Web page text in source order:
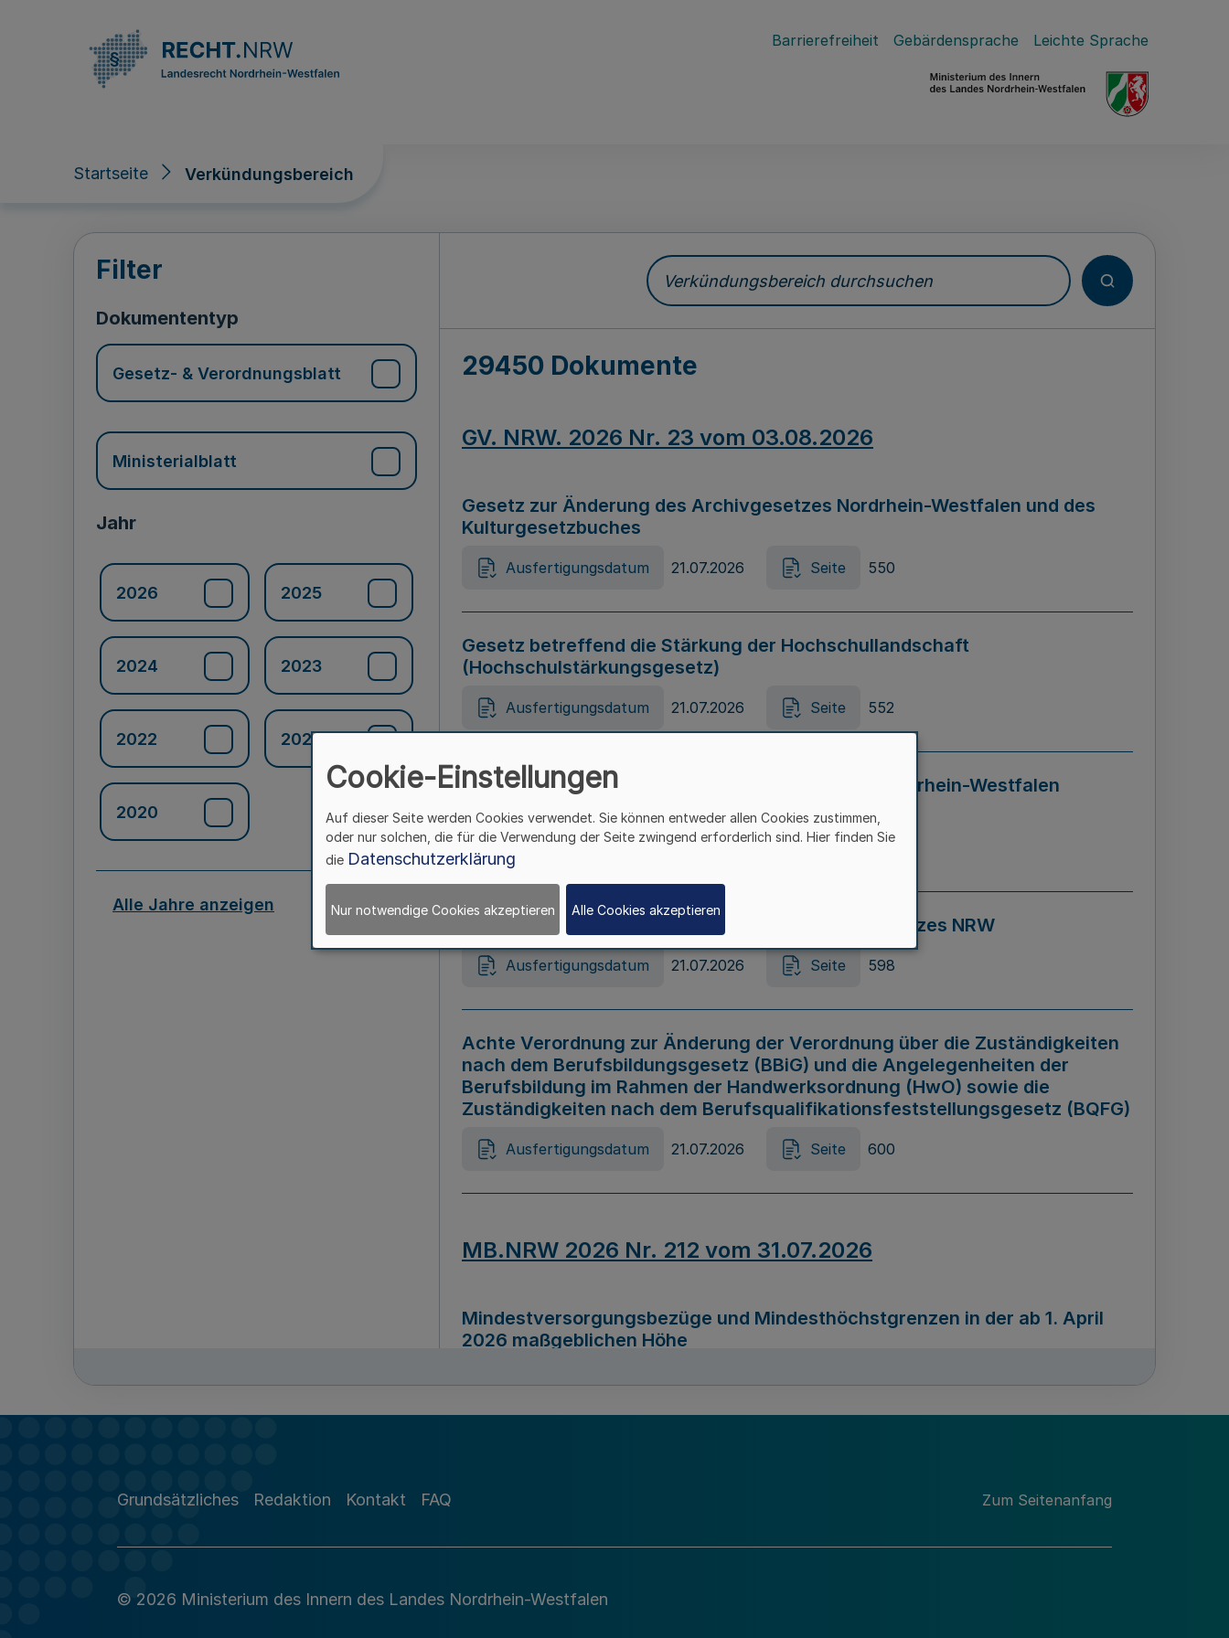
Barrierefreiheit Gebärdensprache Leichte Sprache
Startseite Verkündungsbereich
Verkündungsbereich
Filter
Dokumententyp
Gesetz- & Verordnungsblatt
Ministerialblatt
Jahr
2026 2025
2024 2023
2022 2021
2020
Alle Jahre anzeigen
Verkündungsbereich durchsuchen
29450 Dokumente
GV. NRW. 2026 Nr. 23 vom 03.08.2026
Gesetz zur Änderung des Archivgesetzes Nordrhein-Westfalen und des
Kulturgesetzbuches
Ausfertigungsdatum 21.07.2026 Seite 550
Gesetz betreffend die Stärkung der Hochschullandschaft
(Hochschulstärkungsgesetz)
Ausfertigungsdatum 21.07.2026 Seite 552
Gesetz zur Vermeidung von Diskriminierung in Nordrhein-Westfalen
(Landesantidiskriminierungsgesetz – LADG NRW)
Ausfertigungsdatum 21.07.2026 Seite 595
Gesetz zur Änderung des Online-Casinospiel Gesetzes NRW
Ausfertigungsdatum 21.07.2026 Seite 598
Achte Verordnung zur Änderung der Verordnung über die Zuständigkeiten
nach dem Berufsbildungsgesetz (BBiG) und die Angelegenheiten der
Berufsbildung im Rahmen der Handwerksordnung (HwO) sowie die
Zuständigkeiten nach dem Berufsqualifikationsfeststellungsgesetz (BQFG)
Ausfertigungsdatum 21.07.2026 Seite 600
MB.NRW 2026 Nr. 212 vom 31.07.2026
Mindestversorgungsbezüge und Mindesthöchstgrenzen in der ab 1. April
2026 maßgeblichen Höhe
Richtlinie zur Durchführung des Förderprogramms „Mittelstand Innovativ &
Grundsätzliches Redaktion Kontakt FAQ Zum Seitenanfang
© 2026 Ministerium des Innern des Landes Nordrhein-Westfalen
Cookie-Einstellungen
Auf dieser Seite werden Cookies verwendet. Sie können entweder allen Cookies zustimmen,
oder nur solchen, die für die Verwendung der Seite zwingend erforderlich sind. Hier finden Sie
die Datenschutzerklärung
Nur notwendige Cookies akzeptieren Alle Cookies akzeptieren